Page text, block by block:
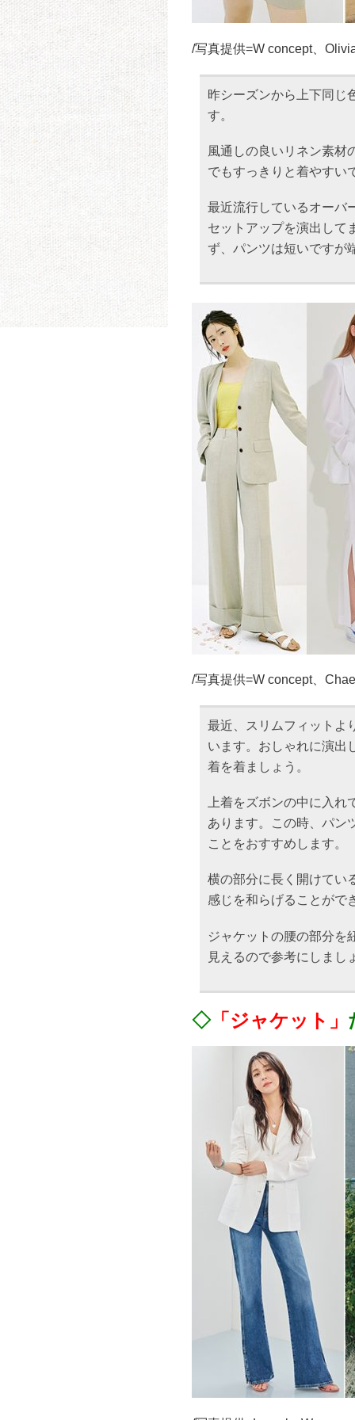
/写真提供=W concept、
昨シーズンから上下同じ
す。
風通しの良いリネン素材
でもすっきりと着やすい
最近流行しているオーバ
セットアップを演出して
ず、パンツは短いですが
/写真提供=W concept、
最近、スリムフィットよ
います。おしゃれに演出
着を着ましょう。
上着をズボンの中に入
あります。この時、パン
ことをおすすめします。
横の部分に長く開けてい
感じを和らげることがで
ジャケットの腰の部分を
見えるので参考にしまし
◇「ジャケット」